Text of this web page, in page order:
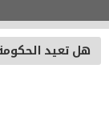
هل تعيد